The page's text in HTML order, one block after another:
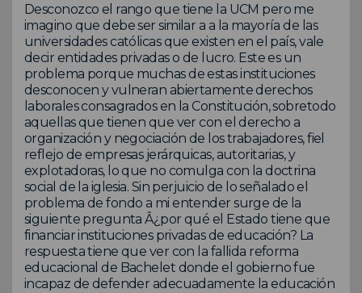
Desconozco el rango que tiene la UCM pero me
imagino que debe ser similar a a la mayoría de las
universidades católicas que existen en el país, vale
decir entidades privadas o de lucro. Este es un
problema porque muchas de estas instituciones
desconocen y vulneran abiertamente derechos
laborales consagrados en la Constitución, sobretodo
aquellas que tienen que ver con el derecho a
organización y negociación de los trabajadores, fiel
reflejo de empresas jerárquicas, autoritarias, y
explotadoras, lo que no comulga con la doctrina
social de la iglesia. Sin perjuicio de lo señalado el
problema de fondo a mi entender surge de la
siguiente pregunta Â¿por qué el Estado tiene que
financiar instituciones privadas de educación? La
respuesta tiene que ver con la fallida reforma
educacional de Bachelet donde el gobierno fue
incapaz de defender adecuadamente la educación